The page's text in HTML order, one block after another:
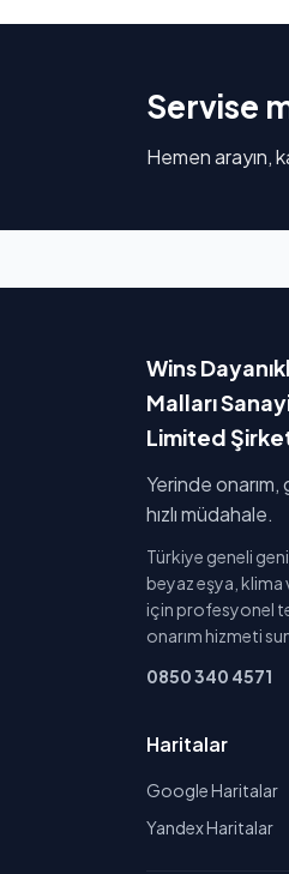
Servise
Hemen arayın,
Wins
Malları
Limited
Yerinde
hızlı müdahale.
Türkiye geneli
beyaz eşya, klima
için profesyonel
onarım hizmeti
0850 340 4571
Haritalar
Google Haritalar
Yandex Haritalar